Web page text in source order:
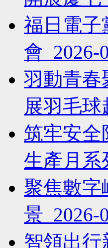
福日電子
會 2026-
羽動青
展羽毛
筑牢安
生產月系
聚焦數
景 2026-
智領出